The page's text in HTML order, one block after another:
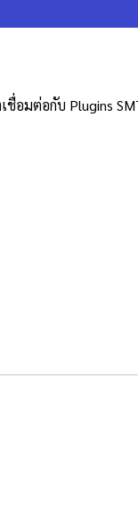
อมต่อกับ Plugins